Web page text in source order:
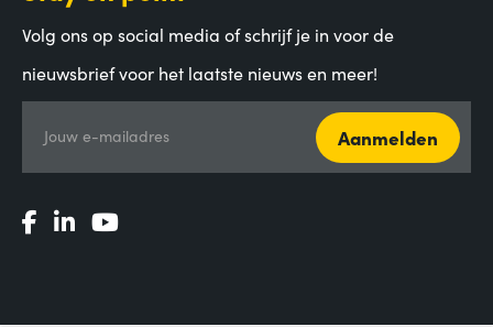
Volg ons op social media of schrijf je in voor de
nieuwsbrief voor het laatste nieuws en meer!
Jouw e-mailadres Aanmelden